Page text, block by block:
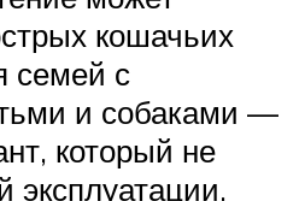
кошачьих
семей с
и собаками —
который не
эксплуатации.